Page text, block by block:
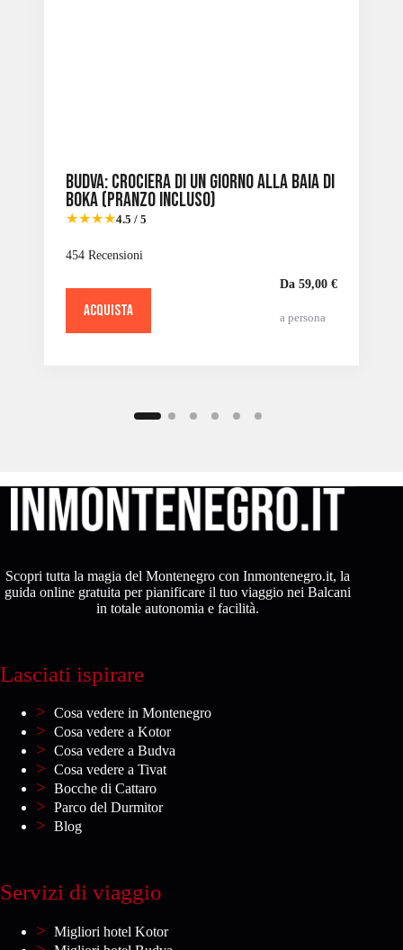
Budva: crociera di un giorno alla baia di
Boka (pranzo incluso)
★★★★4.5 / 5
454 Recensioni
ACQUISTA
Da 59,00 €
a persona
Scopri tutta la magia del Montenegro con Inmontenegro.it, la
guida online gratuita per pianificare il tuo viaggio nei Balcani
in totale autonomia e facilità.
Lasciati ispirare
Cosa vedere in Montenegro
Cosa vedere a Kotor
Cosa vedere a Budva
Cosa vedere a Tivat
Bocche di Cattaro
Parco del Durmitor
Blog
Servizi di viaggio
Migliori hotel Kotor